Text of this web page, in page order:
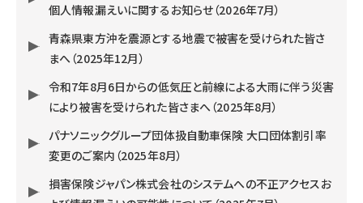
個人情報漏えいに関するお知らせ（2026年7月）
青森県東方沖を震源とする地震で被害を受けられた皆さ
まへ（2025年12月）
令和7年8月6日からの低気圧と前線による大雨に伴う災害
により被害を受けられた皆さまへ（2025年8月）
パナソニックグループ団体扱自動車保険 大口団体割引率
変更のご案内（2025年8月）
損害保険ジャパン株式会社のシステムへの不正アクセスお